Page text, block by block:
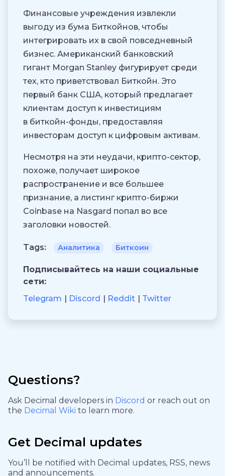
Финансовые учреждения извлекли
выгоду из бума Биткойнов, чтобы
интегрировать их в свой повседневный
бизнес. Американский банковский
гигант Morgan Stanley фигурирует среди
тех, кто приветствовал Биткойн. Это
первый банк США, который предлагает
клиентам доступ к инвестициям
в биткойн-фонды, предоставляя
инвесторам доступ к цифровым активам.
Несмотря на эти неудачи, крипто-сектор,
похоже, получает широкое
распространение и все большее
признание, а листинг крипто-биржи
Coinbase на Nasgard попал во все
заголовки новостей.
Tags: Аналитика Биткоин
Подписывайтесь на наши социальные
сети:
Telegram
Discord Reddit Twitter
Questions?
Ask Decimal developers in Discord or reach out on
the Decimal Wiki to learn more.
Get Decimal updates
You’ll be notified with Decimal updates, RSS, news
and announcements.